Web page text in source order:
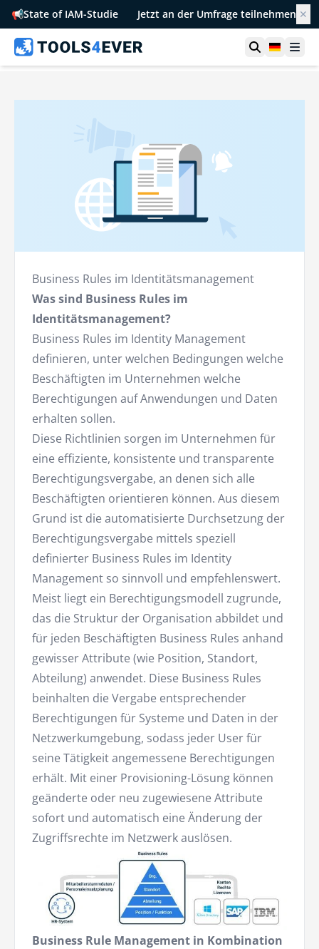
📢State of IAM-Studie Jetzt an der Umfrage teilnehmen ✕
Suche
Business Rules im Identitätsmanagement
Was sind Business Rules im
Identitätsmanagement?
Business Rules im Identity Management
definieren, unter welchen Bedingungen welche
Beschäftigten im Unternehmen welche
Berechtigungen auf Anwendungen und Daten
erhalten sollen.
Diese Richtlinien sorgen im Unternehmen für
eine effiziente, konsistente und transparente
Berechtigungsvergabe, an denen sich alle
Beschäftigten orientieren können. Aus diesem
Grund ist die automatisierte Durchsetzung der
Berechtigungsvergabe mittels speziell
definierter Business Rules im Identity
Management so sinnvoll und empfehlenswert.
Meist liegt ein Berechtigungsmodell zugrunde,
das die Struktur der Organisation abbildet und
für jeden Beschäftigten Business Rules anhand
gewisser Attribute (wie Position, Standort,
Abteilung) anwendet. Diese Business Rules
beinhalten die Vergabe entsprechender
Berechtigungen für Systeme und Daten in der
Netzwerkumgebung, sodass jeder User für
seine Tätigkeit angemessene Berechtigungen
erhält. Mit einer Provisioning-Lösung können
geänderte oder neu zugewiesene Attribute
sofort und automatisch eine Änderung der
Zugriffsrechte im Netzwerk auslösen.
Business Rule Management in Kombination